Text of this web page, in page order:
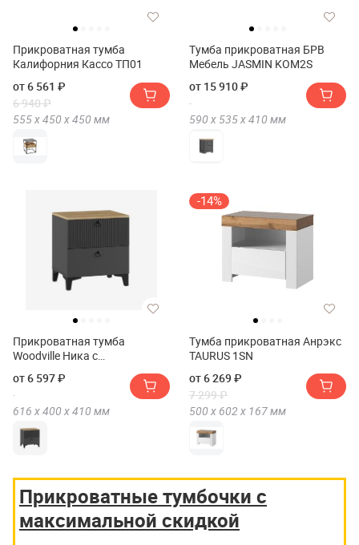
Прикроватная тумба
Калифорния Кассо ТП01
от 6 561 ₽
6 940 ₽
555 х450 х450 мм
Тумба прикроватная БРВ
Мебель JASMIN KOM2S
от 15 910 ₽
590 х 535 х410 мм
Прикроватная тумба
Woodville Ника с
от 6 597 ₽
616 х400 х410 мм
-14%
Тумба прикроватная Анрэкс
TAURUS 1SN
от 6 269 ₽
7 299 ₽
500 х 602 х 167мм
Прикроватные тумбочки с
максимальной скидкой